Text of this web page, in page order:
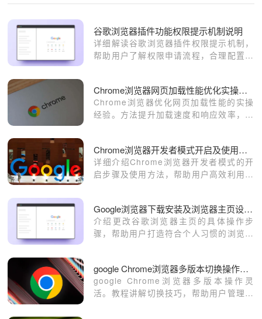
谷歌浏览器插件功能权限提示机制说明
详细解读谷歌浏览器插件权限提示机制，
帮助用户了解权限申请流程，合理配置插
Chrome浏览器网页加载性能优化实操经验
Chrome浏览器优化网页加载性能的实操
经验。方法提升加载速度和响应效率，使
Chrome浏览器开发者模式开启及使用详解
详细介绍Chrome浏览器开发者模式的开
启步骤及使用方法，帮助用户高效利用调
Google浏览器下载安装及浏览器主页设置更改教程
介绍更改谷歌浏览器主页的具体操作步
骤，帮助用户打造符合个人习惯的浏览起
google Chrome浏览器多版本切换操作教程
google Chrome浏览器多版本操作灵
活。教程讲解切换技巧，帮助用户管理不